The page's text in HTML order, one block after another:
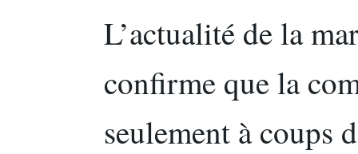
L’actualité de la
confirme que la
seulement à coups